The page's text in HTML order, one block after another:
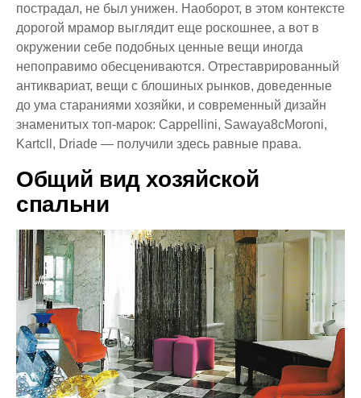
пострадал, не был унижен. Наоборот, в этом контексте
дорогой мрамор выглядит еще роскошнее, а вот в
окружении себе подобных ценные вещи иногда
непоправимо обесцениваются. Отреставрированный
антиквариат, вещи с блошиных рынков, доведенные
до ума стараниями хозяйки, и современный дизайн
знаменитых топ-марок: Cappellini, Sawaya8cMoroni,
Kartcll, Driade — получили здесь равные права.
Общий вид хозяйской
спальни